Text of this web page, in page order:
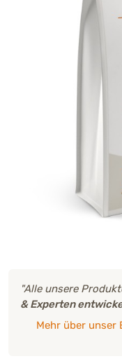
"Alle unsere
& Experten
Mehr über unser